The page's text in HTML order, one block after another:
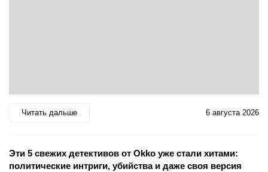
Читать дальше 6 августа 2026
Эти 5 свежих детективов от Okko уже стали хитами:
политические интриги, убийства и даже своя версия